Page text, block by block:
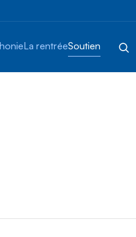
La rentréeSoutien